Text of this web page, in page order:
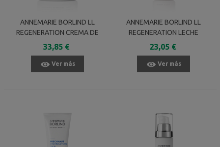
ANNEMARIE BORLIND LL
REGENERATION CREMA DE
NOCHE REVITALIZANTE 50 ML
33,85 €
Ver más
ANNEMARIE BORLIND LL
REGENERATION LECHE
LIMPIADORA SUAVE 150 ML
23,05 €
Ver más